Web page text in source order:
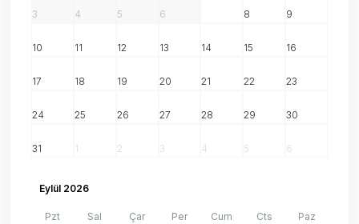
3 4 5 6 8 9
10 11 12 13 14 15 16
17 18 19 20 21 22 23
24 25 26 27 28 29 30
31 1 2 3 4 5 6
Eylül 2026
Pzt Sal Çar Per Cum Cts Paz